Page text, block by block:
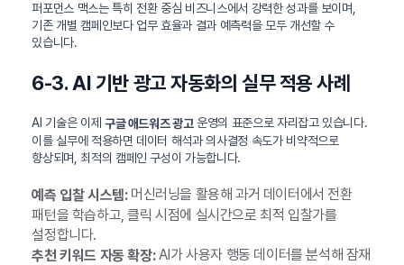
퍼포먼스 맥스는 특히 전환 중심 비즈니스에서 강력한 성과를 보이며,
기존 개별 캠페인보다 업무 효율과 결과 예측력을 모두 개선할 수
있습니다.
6-3. AI 기반 광고 자동화의 실무 적용 사례
AI 기술은 이제 구글 애드워즈 광고운영의 표준으로 자리잡고 있습니다.
이를 실무에 적용하면 데이터 해석과 의사결정 속도가 비약적으로
향상되며, 최적의 캠페인 구성이 가능합니다.
예측 입찰 시스템:머신러닝을 활용해 과거 데이터에서 전환
패턴을 학습하고, 클릭 시점에 실시간으로 최적 입찰가를
설정합니다.
추천 키워드 자동 확장:AI가 사용자 행동 데이터를 분석해 잠재